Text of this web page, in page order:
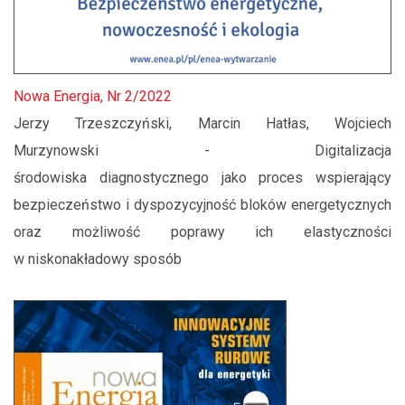
Nowa Energia, Nr 2/2022
Jerzy Trzeszczyński, Marcin Hatłas, Wojciech
Murzynowski - Digitalizacja
środowiska diagnostycznego jako proces wspierający
bezpieczeństwo i dyspozycyjność bloków energetycznych
oraz możliwość poprawy ich elastyczności
w niskonakładowy sposób